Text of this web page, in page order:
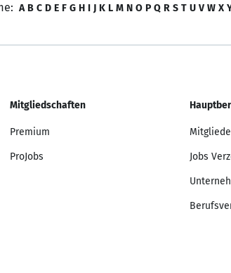
A B C D E F G H I J K L M N O P Q R S T U V W X
Mitgliedschaften
Premium
ProJobs Jobs